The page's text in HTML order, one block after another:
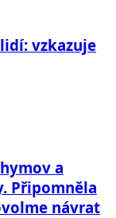
vzkazuje
a
Připomněla
návrat